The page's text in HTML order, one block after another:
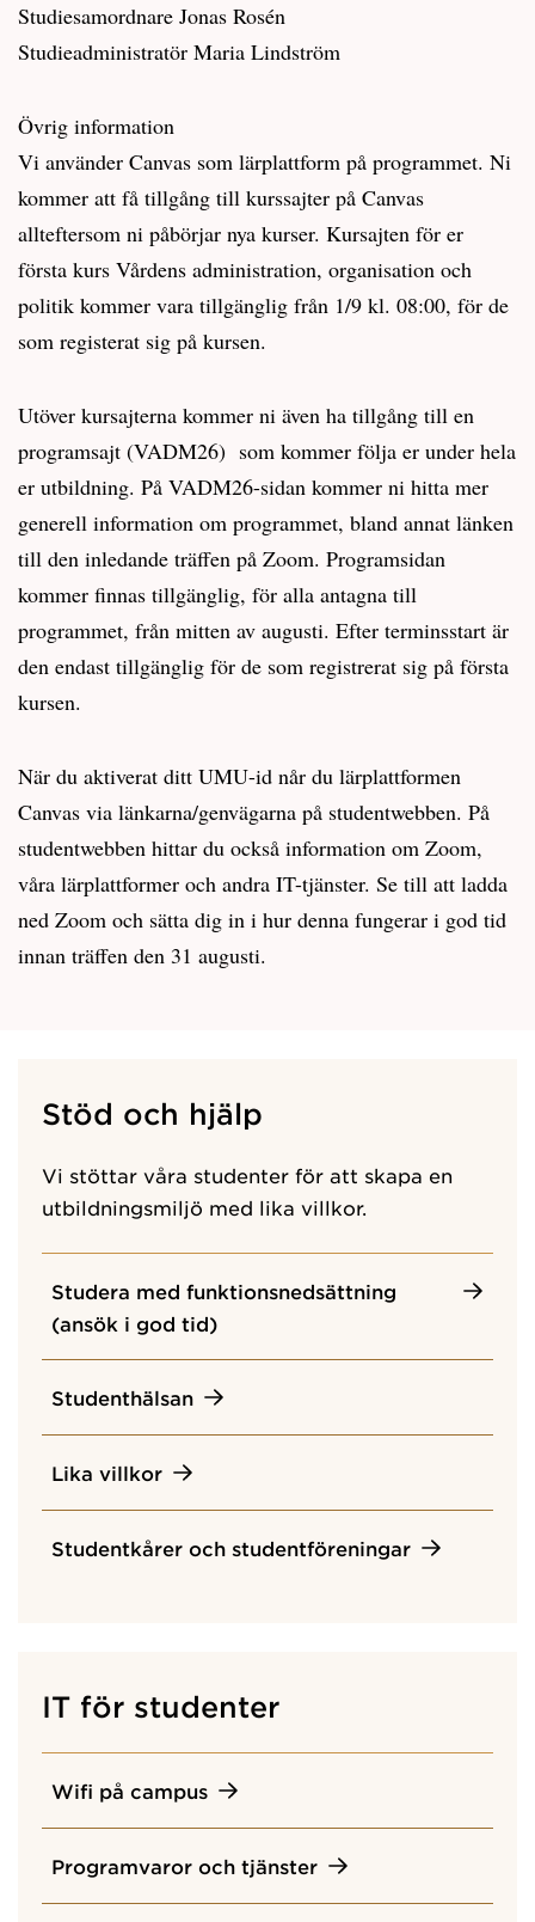
Studiesamordnare Jonas Rosén
Studieadministratör Maria Lindström
Övrig information
Vi använder Canvas som lärplattform på programmet. Ni
kommer att få tillgång till kurssajter på Canvas
allteftersom ni påbörjar nya kurser. Kursajten för er
första kurs Vårdens administration, organisation och
politik kommer vara tillgänglig från 1/9 kl. 08:00, för de
som registerat sig på kursen.
Utöver kursajterna kommer ni även ha tillgång till en
programsajt (VADM26) som kommer följa er under hela
er utbildning. På VADM26-sidan kommer ni hitta mer
generell information om programmet, bland annat länken
till den inledande träffen på Zoom. Programsidan
kommer finnas tillgänglig, för alla antagna till
programmet, från mitten av augusti. Efter terminsstart är
den endast tillgänglig för de som registrerat sig på första
kursen.
När du aktiverat ditt UMU-id når du lärplattformen
Canvas via länkarna/genvägarna på studentwebben. På
studentwebben hittar du också information om Zoom,
våra lärplattformer och andra IT-tjänster. Se till att ladda
ned Zoom och sätta dig in i hur denna fungerar i god tid
innan träffen den 31 augusti.
Stöd och hjälp
Vi stöttar våra studenter för att skapa en
utbildningsmiljö med lika villkor.
Studera med funktionsnedsättning
(ansök i god tid)
Studenthälsan
Lika villkor
Studentkårer och studentföreningar
IT för studenter
Wifi på campus
Programvaror och tjänster